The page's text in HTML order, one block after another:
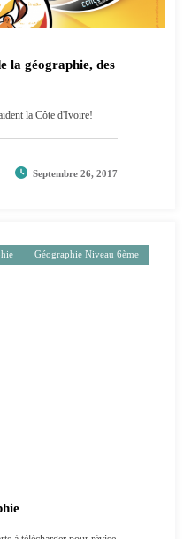
la géographie, des
la Côte d'Ivoire!
Septembre 26, 2017
Géographie Niveau 6ème